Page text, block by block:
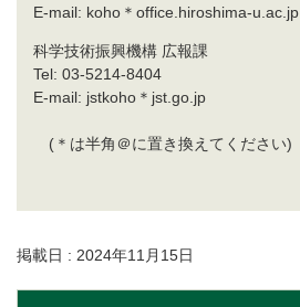
E-mail: koho＊office.hiroshima-u.ac.jp
科学技術振興機構 広報課
Tel: 03-5214-8404
E-mail: jstkoho＊jst.go.jp
(＊は半角＠に置き換えてください)
掲載日 : 2024年11月15日